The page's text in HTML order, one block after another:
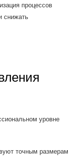
процессов
снижать
уровне
точным размерам